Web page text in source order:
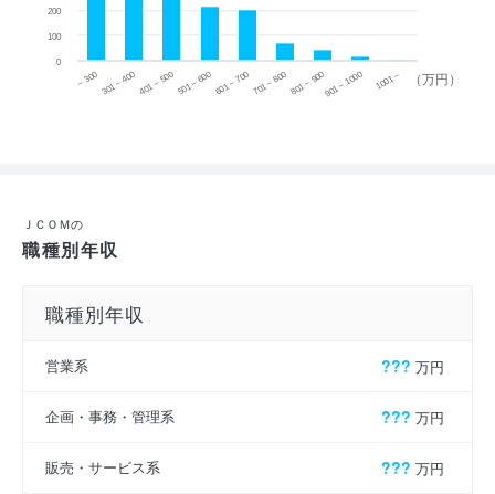
（万円）
~ 300 301 ~ 400 401 ~ 500501 ~ 600601 ~ 700701 ~ 800801 ~ 900901 ~ 1000 1001 ~
0
100
200
ＪＣＯＭの
職種別年収
職種別年収
営業系 ??? 万円
企画・事務・管理系 ??? 万円
販売・サービス系 ??? 万円